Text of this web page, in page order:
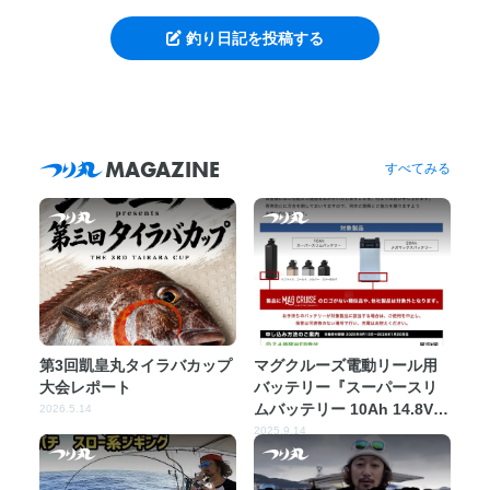
釣り日記を投稿する
MAGAZINE すべてみる
第3回凱皇丸タイラバカップ
大会レポート
2026.5.14
マグクルーズ電動リール用
バッテリー『スーパースリ
ムバッテリー 10Ah 14.8V』
『メガマックスバッテリー
20Ah 14.8V』無償交換のお
知らせ
2025.9.14